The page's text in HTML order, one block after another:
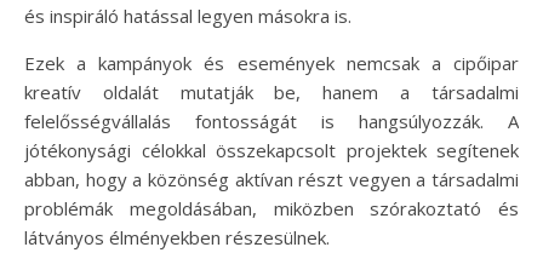
és inspiráló hatással legyen másokra is.
Ezek a kampányok és események nemcsak a cipőipar
kreatív oldalát mutatják be, hanem a társadalmi
felelősségvállalás fontosságát is hangsúlyozzák. A
jótékonysági célokkal összekapcsolt projektek segítenek
abban, hogy a közönség aktívan részt vegyen a társadalmi
problémák megoldásában, miközben szórakoztató és
látványos élményekben részesülnek.